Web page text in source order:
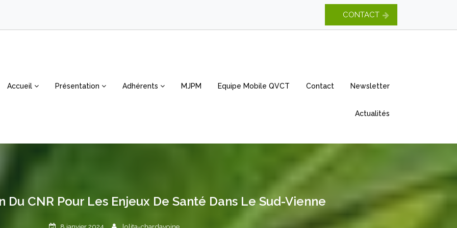
CONTACT
Accueil Présentation Adhérents MJPM Equipe Mobile QVCT Contact Newsletter
Actualités
Du CNR Pour Les Enjeux De Santé Dans Le Sud-Vienne